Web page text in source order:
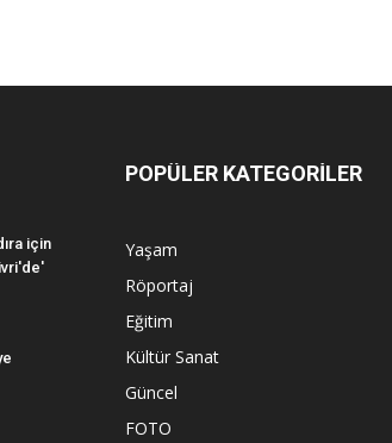
için
POPÜLER KATEGORİLER
Yaşam
Röportaj
Eğitim
Kültür Sanat
Güncel
FOTO